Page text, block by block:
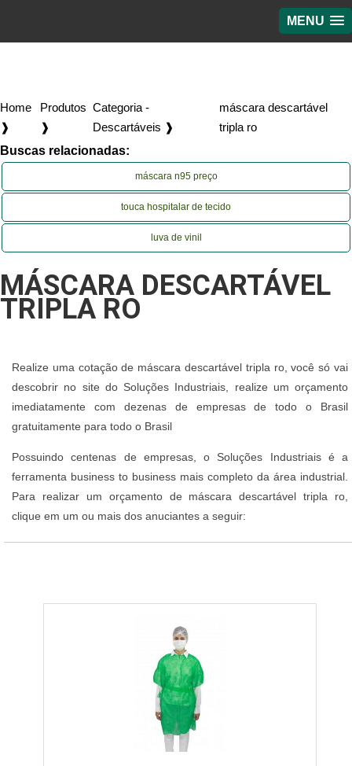
MENU
Home
❱
Produtos
❱
Categoria -
Descartáveis ❱
máscara descartável
tripla ro
Buscas relacionadas:
máscara n95 preço
touca hospitalar de tecido
luva de vinil
MÁSCARA DESCARTÁVEL
TRIPLA RO
Realize uma cotação de máscara descartável tripla ro, você só vai
descobrir no site do Soluções Industriais, realize um orçamento
imediatamente com dezenas de empresas de todo o Brasil
gratuitamente para todo o Brasil
Possuindo centenas de empresas, o Soluções Industriais é a
ferramenta business to business mais completo da área industrial.
Para realizar um orçamento de máscara descartável tripla ro,
clique em um ou mais dos anuciantes a seguir: